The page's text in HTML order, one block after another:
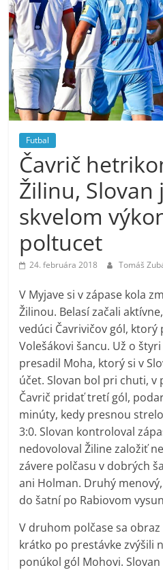
Futbal
Čavrič
Žilinu, Slovan
skvelom
poltucet
24. februára 2018 Tomáš
V Myjave si v zápase kola
Žilinou. Belasí začali
vedúci Čavrivičov gól,
Volešákovi šancu. Už o
presadil Moha, ktorý si v
účet. Slovan bol pri chuti,
Čavrič pridať tretí gól,
minúty, kedy presnou
3:0. Slovan kontroloval
nedovoloval Žiline založiť
závere polčasu v dobrých
ani Holman. Druhý
do šatní po Rabiovom
V druhom polčase sa
krátko po prestávke zvýšili
ponúkol gól Mohovi.